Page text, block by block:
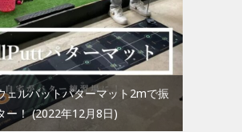
ェルパットパターマット2mで振
ー！ 2022年12月8日